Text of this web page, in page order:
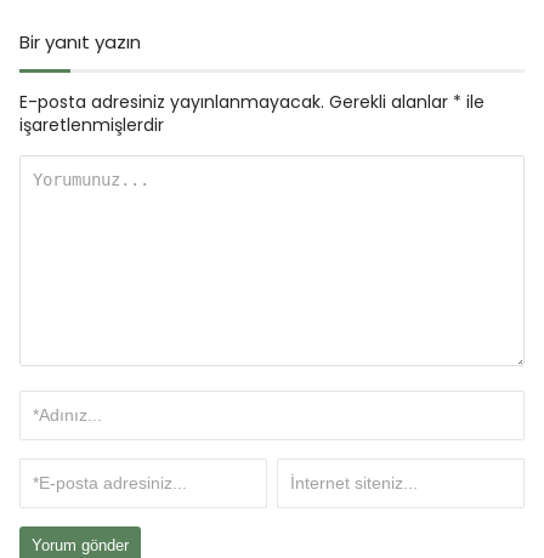
Bir yanıt yazın
E-posta adresiniz yayınlanmayacak. Gerekli alanlar * ile
işaretlenmişlerdir